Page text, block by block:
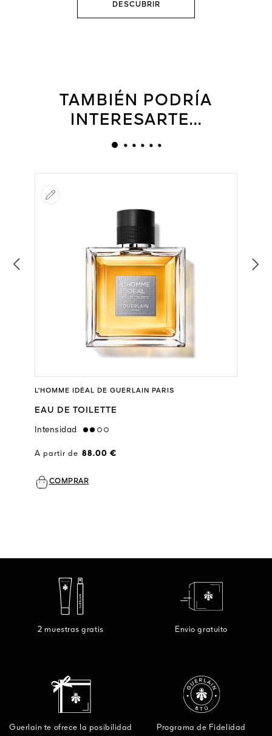
DESCUBRIR
TAMBIÉN PODRÍA
INTERESARTE...
L’HOMME IDÉAL DE GUERLAIN PARIS
EAU DE TOILETTE
Intensidad medium
A partir de 88.00 €
COMPRAR
2 muestras gratis Envio gratuito
Guerlain te ofrece la posibilidad
Programa de Fidelidad